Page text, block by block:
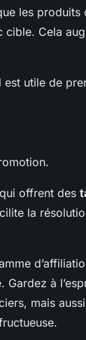
les
cible. Cela
utile de
offrent des
la
à
mais